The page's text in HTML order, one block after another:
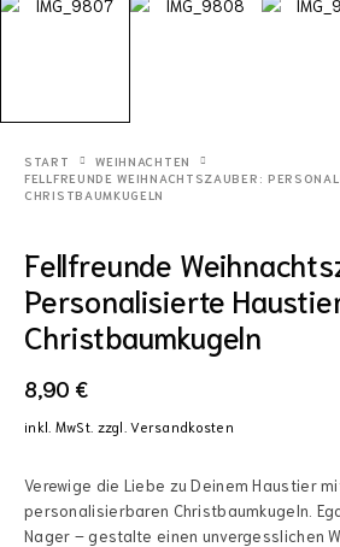
START
WEIHNACHTEN
FELLFREUNDE WEIHNACHTSZAUBER:
CHRISTBAUMKUGELN
Fellfreunde
Personalisierte
Christbaumkugeln
8,90 €
Verewige die Liebe zu Deinem Haustier
personalisierbaren Christbaumkugeln.
Nager – gestalte einen unvergesslichen
inkl. MwSt. zzgl.Versandkosten